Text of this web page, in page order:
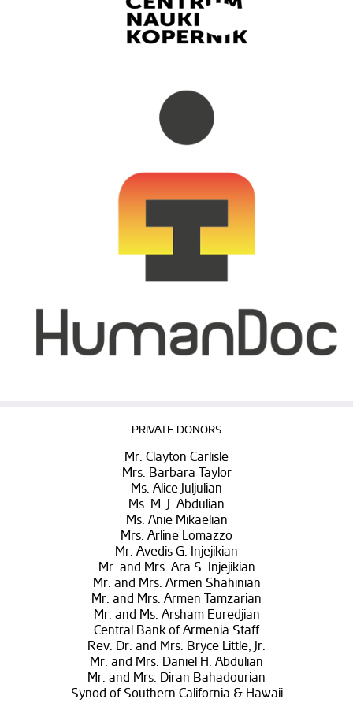
PRIVATE DONORS
Mr. Clayton Carlisle
Mrs. Barbara Taylor
Ms. Alice Juljulian
Ms. M. J. Abdulian
Ms. Anie Mikaelian
Mrs. Arline Lomazzo
Mr. Avedis G. Injejikian
Mr. and Mrs. Ara S. Injejikian
Mr. and Mrs. Armen Shahinian
Mr. and Mrs. Armen Tamzarian
Mr. and Ms. Arsham Euredjian
Central Bank of Armenia Staff
Rev. Dr. and Mrs. Bryce Little, Jr.
Mr. and Mrs. Daniel H. Abdulian
Mr. and Mrs. Diran Bahadourian
Synod of Southern California & Hawaii